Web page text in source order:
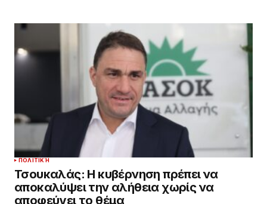
ΠΟΛΙΤΙΚΉ
Τσουκαλάς: Η κυβέρνηση πρέπει να
αποκαλύψει την αλήθεια χωρίς να
αποφεύγει το θέμα